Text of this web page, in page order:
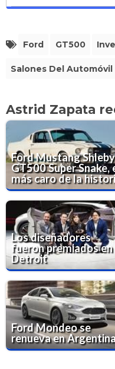
Ford GT500
Salones Del Automóvil
Astrid Zapata
Ford Mustang Shleby
GT500 Super Snake,
más caro de la
Los diseñadores
fueron premiados en
Detroit
Ford Mondeo se
renueva en